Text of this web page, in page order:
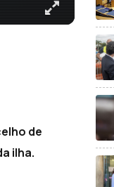
de
ilha.